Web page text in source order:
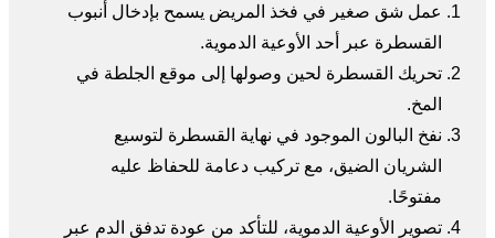
عمل شق صغير في فخذ المريض يسمح بإدخال أنبوب
القسطرة عبر أحد الأوعية الدموية.
تحريك القسطرة لحين وصولها إلى موقع الجلطة في
المخ.
نفخ البالون الموجود في نهاية القسطرة لتوسيع
الشريان الضيق، مع تركيب دعامة للحفاظ عليه
مفتوحًا.
تصوير الأوعية الدموية، للتأكد من عودة تدفق الدم عبر